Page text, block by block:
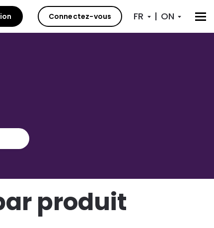
Connectez-vous |
produit